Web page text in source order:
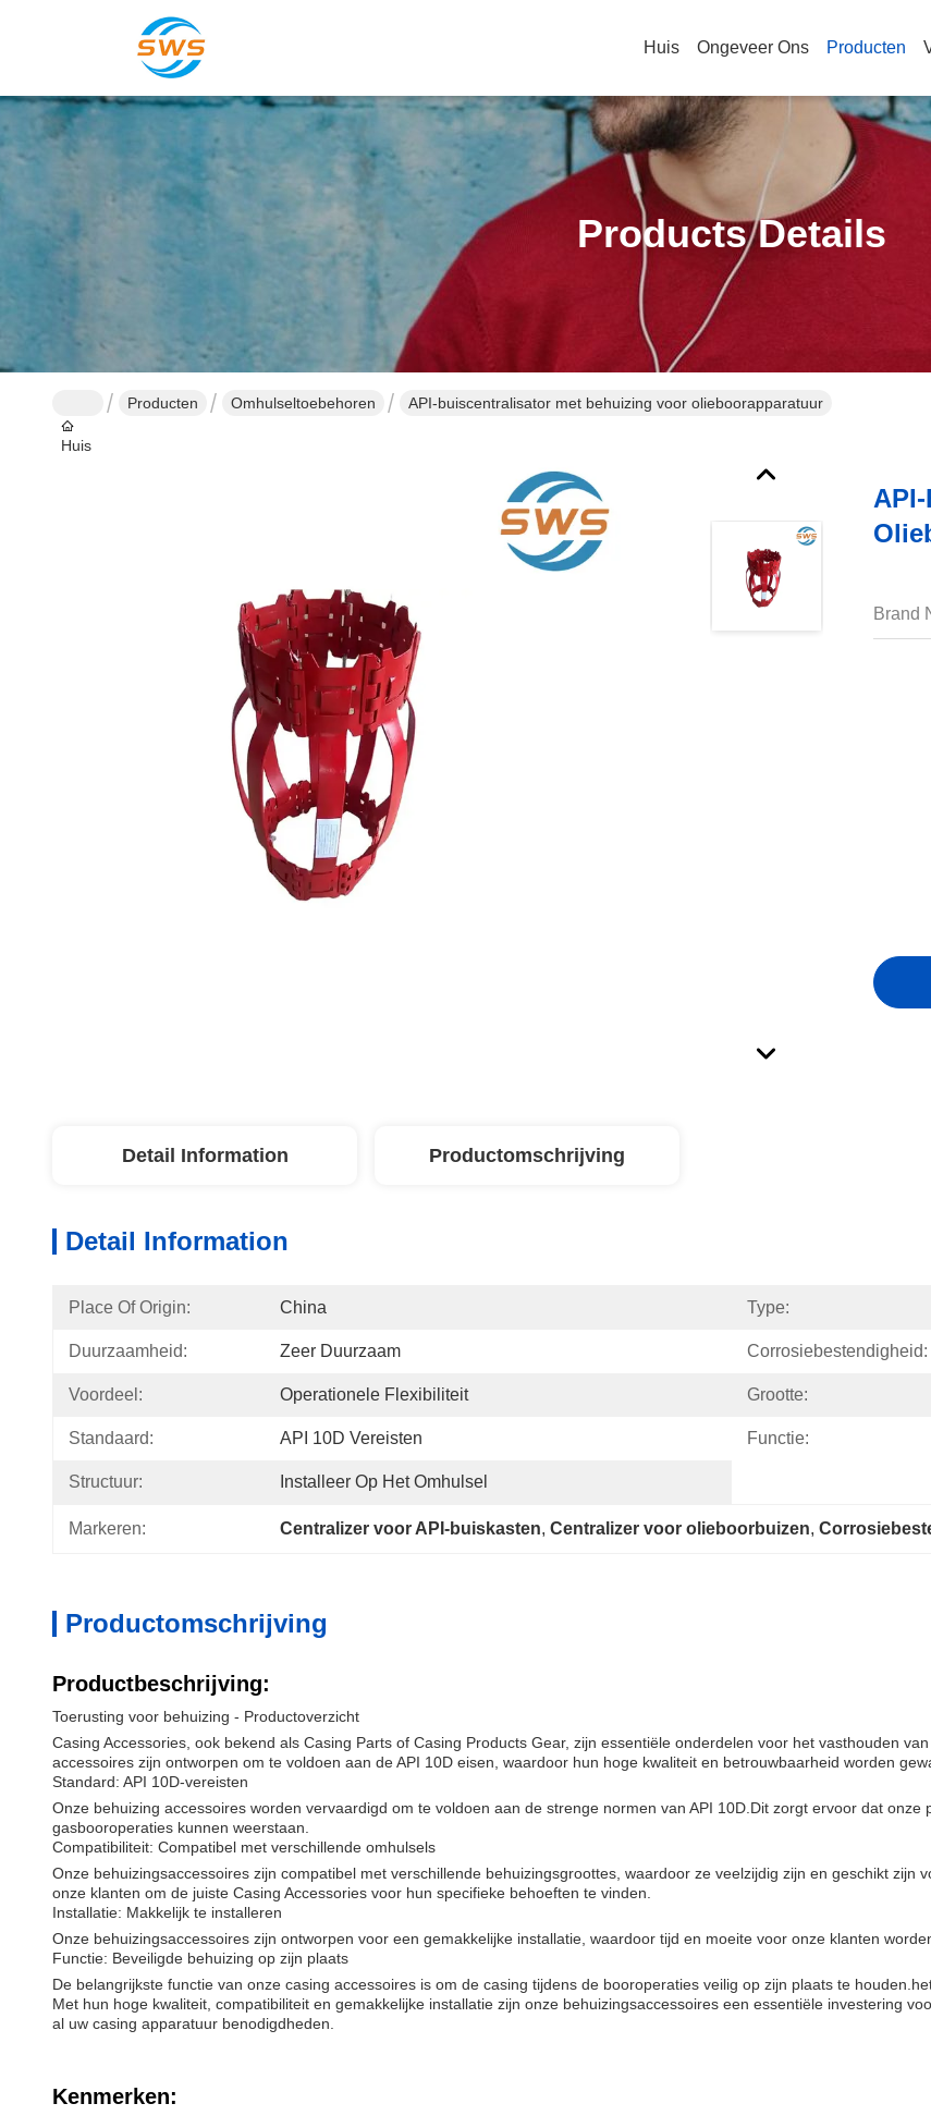
Huis Ongeveer Ons Producten
Products Details
Huis
Producten Omhulseltoebehoren API-buiscentralisator met behuizing voor olieboorapparatuur
Brand
Detail Information Productomschrijving
Detail Information
Place Of Origin: China Type:
Duurzaamheid: Zeer Duurzaam Corrosiebestendigheid:
Voordeel: Operationele Flexibiliteit Grootte:
Standaard: API 10D Vereisten Functie:
Structuur: Installeer Op Het Omhulsel
Markeren: Centralizer voor API-buiskasten, Centralizer voor olieboorbuizen,
Productomschrijving
Productbeschrijving:
Toerusting voor behuizing - Productoverzicht
Casing Accessories, ook bekend als Casing Parts of Casing Products Gear, zijn essentiële onderdelen voor het vasthouden
accessoires zijn ontworpen om te voldoen aan de API 10D eisen, waardoor hun hoge kwaliteit en betrouwbaarheid worden
Standard: API 10D-vereisten
Onze behuizing accessoires worden vervaardigd om te voldoen aan de strenge normen van API 10D.Dit zorgt ervoor dat
gasbooroperaties kunnen weerstaan.
Compatibiliteit: Compatibel met verschillende omhulsels
Onze behuizingsaccessoires zijn compatibel met verschillende behuizingsgroottes, waardoor ze veelzijdig zijn en geschikt
onze klanten om de juiste Casing Accessories voor hun specifieke behoeften te vinden.
Installatie: Makkelijk te installeren
Onze behuizingsaccessoires zijn ontworpen voor een gemakkelijke installatie, waardoor tijd en moeite voor onze klanten
Functie: Beveiligde behuizing op zijn plaats
De belangrijkste functie van onze casing accessoires is om de casing tijdens de booroperaties veilig op zijn plaats te
Met hun hoge kwaliteit, compatibiliteit en gemakkelijke installatie zijn onze behuizingsaccessoires een essentiële investering
al uw casing apparatuur benodigdheden.
Kenmerken: